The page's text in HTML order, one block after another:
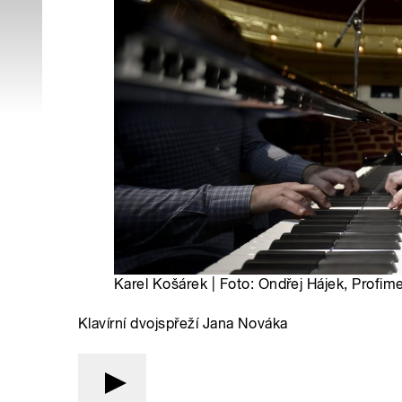
Karel Košárek | Foto: Ondřej Hájek,
Klavírní dvojspřeží Jana Nováka